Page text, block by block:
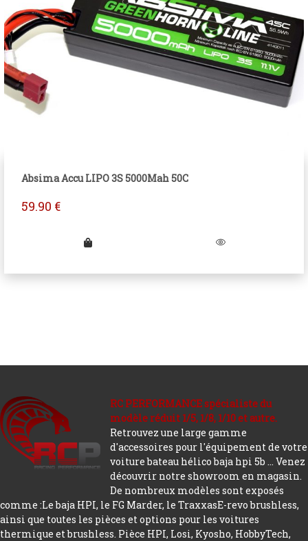
Absima Accu LIPO 3S 5000Mah 50C
59.90 €
RC PERFORMANCE spécialiste du
modèle réduit 1/5, 1/8, 1/10 et autre.
Retrouvez une large gamme
d'accessoires pour l'équipement de votre
voiture bateau hélico baja hpi 5b ... Venez
découvrir notre showroom en magasin.
De nombreux modèles sont exposés
comme :Le baja HPI, le FG Marder, le TraxxasE-revo brushless,
ainsi que toutes les pièces et options pour les voitures
thermique et brushless. Pièce HPI, Losi, Kyosho, HobbyTech,